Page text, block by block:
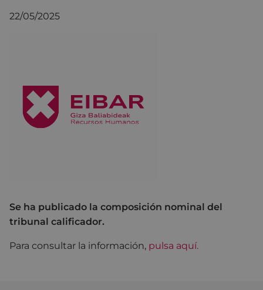
22/05/2025
Se ha publicado la composición nominal del
tribunal calificador.
Para consultar la información, pulsa aquí.